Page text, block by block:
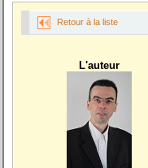
Retour à la liste
L'auteur